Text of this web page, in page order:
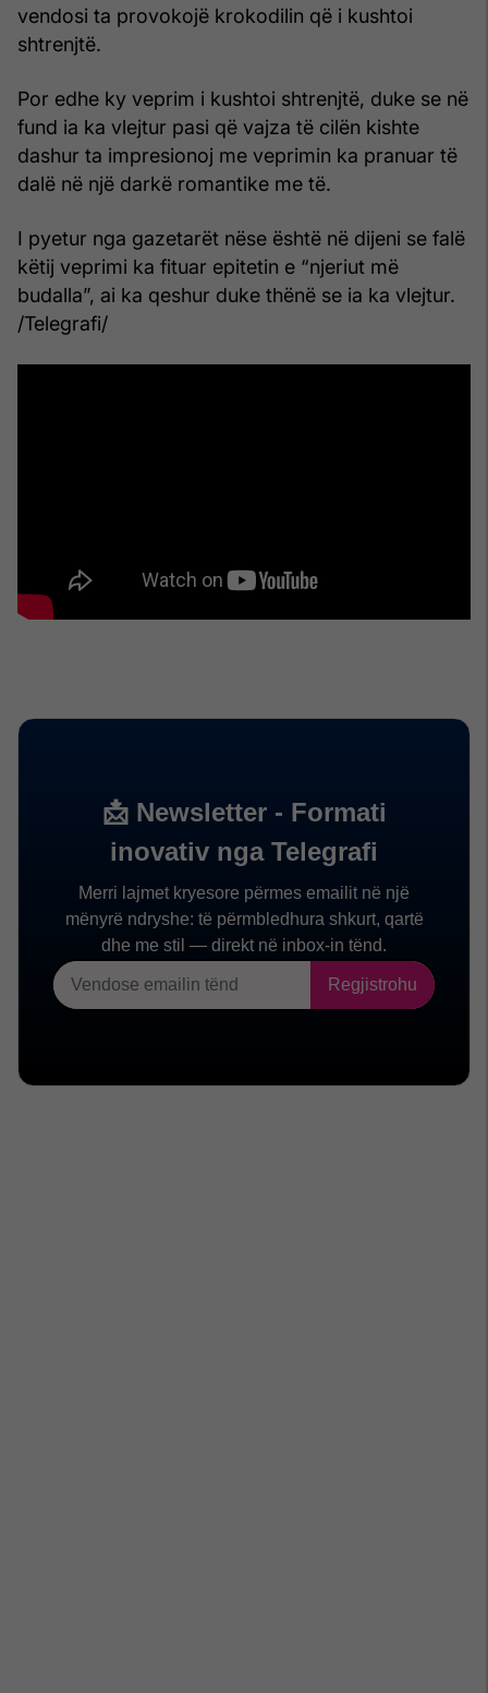
vendosi ta provokojë krokodilin që i kushtoi
shtrenjtë.
Por edhe ky veprim i kushtoi shtrenjtë, duke se në
fund ia ka vlejtur pasi që vajza të cilën kishte
dashur ta impresionoj me veprimin ka pranuar të
dalë në një darkë romantike me të.
I pyetur nga gazetarët nëse është në dijeni se falë
këtij veprimi ka fituar epitetin e “njeriut më
budalla”, ai ka qeshur duke thënë se ia ka vlejtur.
/Telegrafi/